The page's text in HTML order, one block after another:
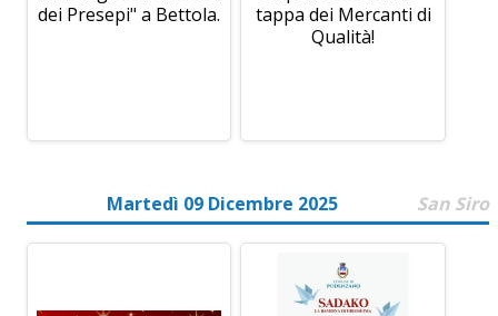
dei Presepi" a Bettola.
tappa dei Mercanti di
Qualità!
Martedì 09 Dicembre 2025 San Siro